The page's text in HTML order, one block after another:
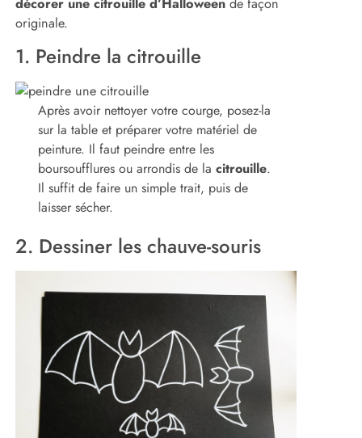
décorer une citrouille d’Halloween de façon
originale.
1. Peindre la citrouille
Après avoir nettoyer votre courge, posez-la
sur la table et préparer votre matériel de
peinture. Il faut peindre entre les
boursoufflures ou arrondis de la citrouille.
Il suffit de faire un simple trait, puis de
laisser sécher.
2. Dessiner les chauve-souris